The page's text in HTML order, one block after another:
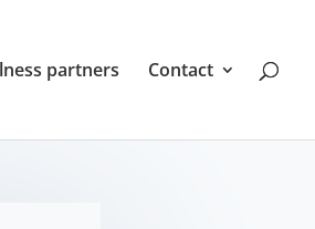
partners Contact